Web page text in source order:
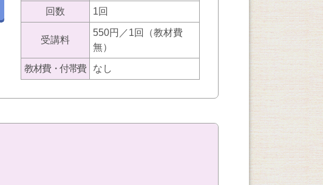
回数 1回
受講料
550円／1回（教材費
無）
教材費・付帯費 なし